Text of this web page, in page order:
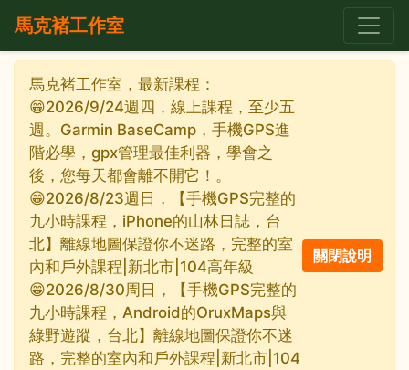
馬克褚工作室
馬克褚工作室，最新課程：
😁2026/9/24週四，線上課程，至少五
週。Garmin BaseCamp，手機GPS進
階必學，gpx管理最佳利器，學會之
後，您每天都會離不開它！。
😁2026/8/23週日，【手機GPS完整的
九小時課程，iPhone的山林日誌，台
北】離線地圖保證你不迷路，完整的室
內和戶外課程|新北市|104高年級
😁2026/8/30周日，【手機GPS完整的
九小時課程，Android的OruxMaps與
綠野遊蹤，台北】離線地圖保證你不迷
路，完整的室內和戶外課程|新北市|104